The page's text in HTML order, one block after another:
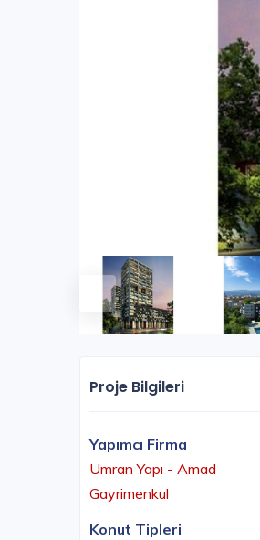
Proje Bilgileri
Yapımcı Firma
Umran Yapı - Amad
Gayrimenkul
Konut Tipleri